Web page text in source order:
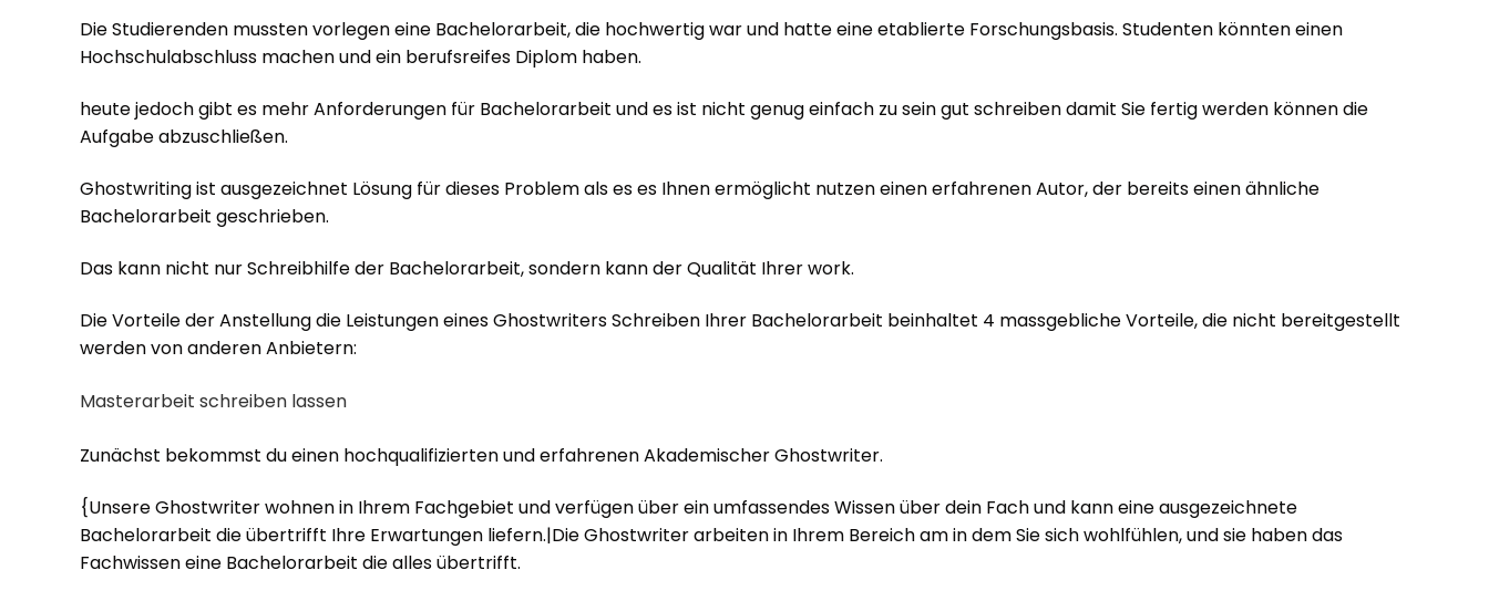
Die Studierenden mussten vorlegen eine Bachelorarbeit, die hochwertig war und hatte eine etablierte Forschungsbasis. Studenten könnten einen
Hochschulabschluss machen und ein berufsreifes Diplom haben.
heute jedoch gibt es mehr Anforderungen für Bachelorarbeit und es ist nicht genug einfach zu sein gut schreiben damit Sie fertig werden können die
Aufgabe abzuschließen.
Ghostwriting ist ausgezeichnet Lösung für dieses Problem als es es Ihnen ermöglicht nutzen einen erfahrenen Autor, der bereits einen ähnliche
Bachelorarbeit geschrieben.
Das kann nicht nur Schreibhilfe der Bachelorarbeit, sondern kann der Qualität Ihrer work.
Die Vorteile der Anstellung die Leistungen eines Ghostwriters Schreiben Ihrer Bachelorarbeit beinhaltet 4 massgebliche Vorteile, die nicht bereitgestellt
werden von anderen Anbietern:
Masterarbeit schreiben lassen
Zunächst bekommst du einen hochqualifizierten und erfahrenen Akademischer Ghostwriter.
{Unsere Ghostwriter wohnen in Ihrem Fachgebiet und verfügen über ein umfassendes Wissen über dein Fach und kann eine ausgezeichnete
Bachelorarbeit die übertrifft Ihre Erwartungen liefern.|Die Ghostwriter arbeiten in Ihrem Bereich am in dem Sie sich wohlfühlen, und sie haben das
Fachwissen eine Bachelorarbeit die alles übertrifft.